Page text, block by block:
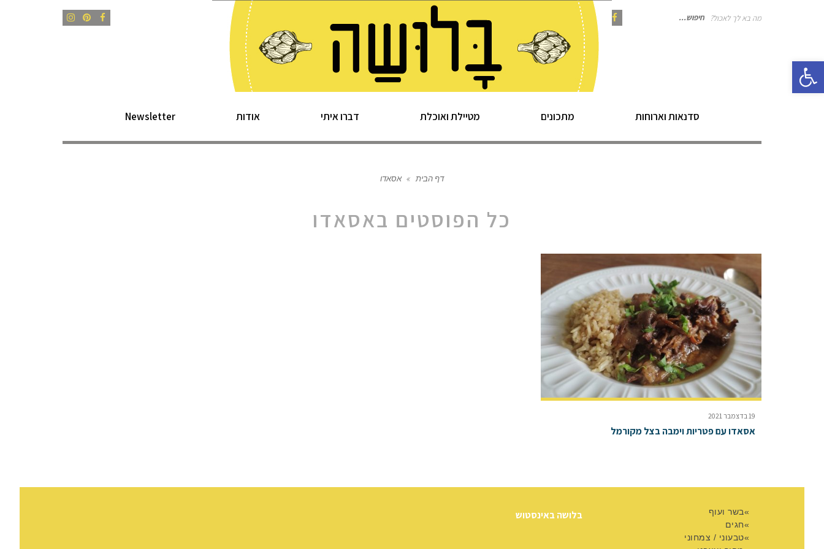
פתח סרגל נגישות
מה בא לך לאכול? חיפוש Facebook
Pinterest
Instagram
Facebook
Pinterest
Instagram
סדנאות וארוחות מתכונים מטיילת ואוכלת דברו איתי אודות Newsletter
דף הבית » אסאדו
כל הפוסטים באסאדו
19 בדצמבר 2021
אסאדו עם פטריות וימבה בצל מקורמל
בשר ועוף
חגים
טבעוני / צמחוני
בלושה באינסטוש